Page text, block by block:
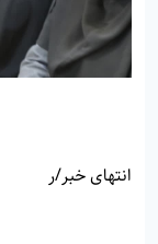
انتهای خبر/ر